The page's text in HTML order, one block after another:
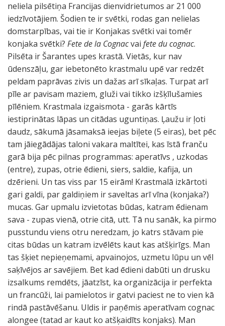
neliela pilsētiņa Francijas dienvidrietumos ar 21 000
iedzīvotājiem. Šodien te ir svētki, rodas gan nelielas
domstarpības, vai tie ir Konjakas svētki vai tomēr
konjaka svētki? Fete de la Cognacvai fete du cognac.
Pilsēta ir Šarantes upes krastā. Vietās, kur nav
ūdenszāļu, gar iebetonēto krastmalu upē var redzēt
peldam paprāvas zivis un dažas arī sīkaļas. Turpat arī
pīle ar pavisam maziem, gluži vai tikko izšķīlušamies
pīlēniem. Krastmala izgaismota - garās kārtīs
iestiprinātas lāpas un citādas uguntiņas. Ļaužu ir ļoti
daudz, sākumā jāsamaksā ieejas biļete (5 eiras), bet pēc
tam jāiegādājas taloni vakara maltītei, kas īstā franču
garā bija pēc pilnas programmas: aperatīvs , uzkodas
(entre), zupas, otrie ēdieni, siers, saldie, kafija, un
dzērieni. Un tas viss par 15 eirām! Krastmalā izkārtoti
gari galdi, par galdiņiem ir saveltas arī vīna (konjaka?)
mucas. Gar upmalu izvietotas būdas, katram ēdienam
sava - zupas vienā, otrie citā, utt. Tā nu sanāk, ka pirmo
pusstundu viens otru neredzam, jo katrs stāvam pie
citas būdas un katram izvēlēts kaut kas atšķirīgs. Man
tas šķiet nepieņemami, apvainojos, uzmetu lūpu un vēl
saķīvējos ar savējiem. Bet kad ēdieni dabūti un drusku
izsalkums remdēts, jāatzīst, ka organizācija ir perfekta
un francūži, lai pamielotos ir gatvi paciest ne to vien kā
rindā pastāvēšanu. Uldis ir paņēmis aperatīvam cognac
alongee (tatad ar kaut ko atšķaidīts konjaks). Man